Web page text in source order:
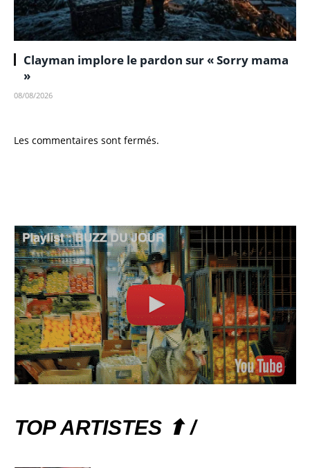
Clayman implore le pardon sur « Sorry mama
»
08/08/2026
Les commentaires sont fermés.
TOP ARTISTES ⬆ /